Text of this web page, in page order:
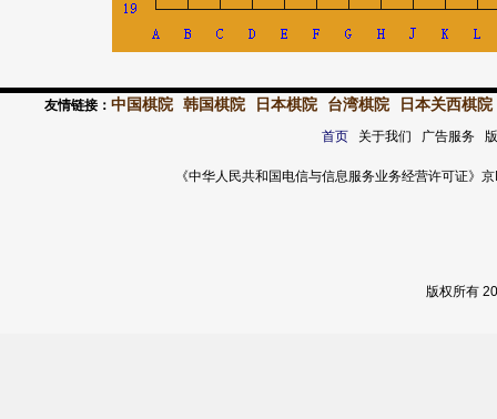
友情链接： 中国棋院 韩国棋院 日本棋院 台湾棋院 日本关西棋院
首页关于我们 广告服务
《中华人民共和国电信与信息服务业务经营许可证
版权所有